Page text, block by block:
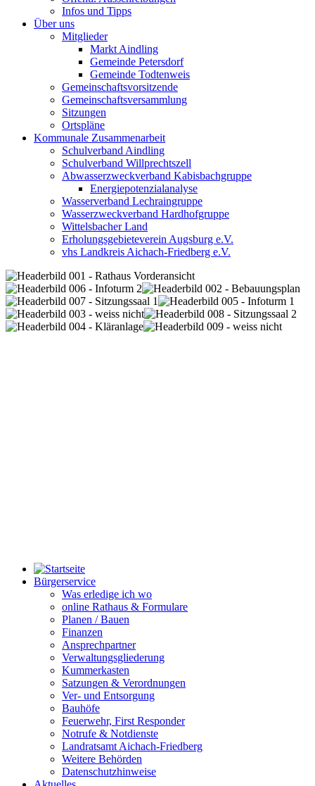
Infos und Tipps
Über uns
Mitglieder
Markt Aindling
Gemeinde Petersdorf
Gemeinde Todtenweis
Gemeinschaftsvorsitzende
Gemeinschaftsversammlung
Sitzungen
Ortspläne
Kommunale Zusammenarbeit
Schulverband Aindling
Schulverband Willprechtszell
Abwasserzweckverband Kabisbachgruppe
Energiepotenzialanalyse
Wasserverband Lechraingruppe
Wasserzweckverband Hardhofgruppe
Wittelsbacher Land
Erholungsgebieteverein Augsburg e.V.
vhs Landkreis Aichach-Friedberg e.V.
Bürgerservice
Was erledige ich wo
online Rathaus & Formulare
Planen / Bauen
Finanzen
Ansprechpartner
Verwaltungsgliederung
Kummerkasten
Satzungen & Verordnungen
Ver- und Entsorgung
Bauhöfe
Feuerwehr, First Responder
Notrufe & Notdienste
Landratsamt Aichach-Friedberg
Weitere Behörden
Datenschutzhinweise